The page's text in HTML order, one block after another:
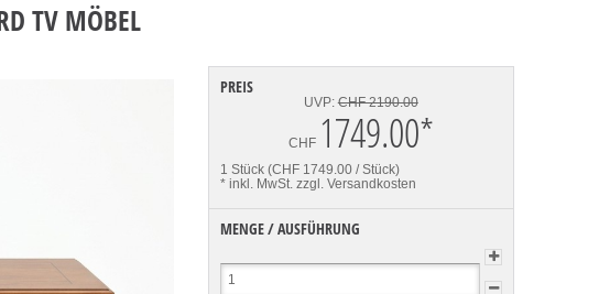
TV MÖBEL
PREIS
UVP:CHF 2190.00
CHF 1749.00*
1 Stück (CHF 1749.00 / Stück)
* inkl. MwSt. zzgl. Versandkosten
MENGE / AUSFÜHRUNG